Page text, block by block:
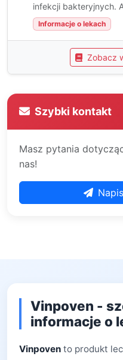
infekcji bakteryjnych.
Informacje o lekach
Zobacz
Szybki kontakt
Masz pytania
nas!
Vinpoven -
informacje o
Vinpoven to produkt